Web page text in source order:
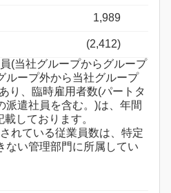
1,989
(2,412)
(当社グループからグループ
ループ外から当社グループ
り、臨時雇用者数(パートタ
派遣社員を含む。)は、年間
しております。
れている従業員数は、特定
ない管理部門に所属してい